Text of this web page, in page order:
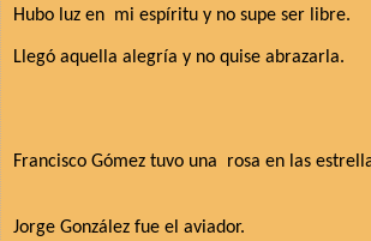
Hubo luz en mi espíritu y no supe ser libre.
Llegó aquella alegría y no quise abrazarla.
Francisco Gómez tuvo una rosa en las
Jorge González fue el aviador.